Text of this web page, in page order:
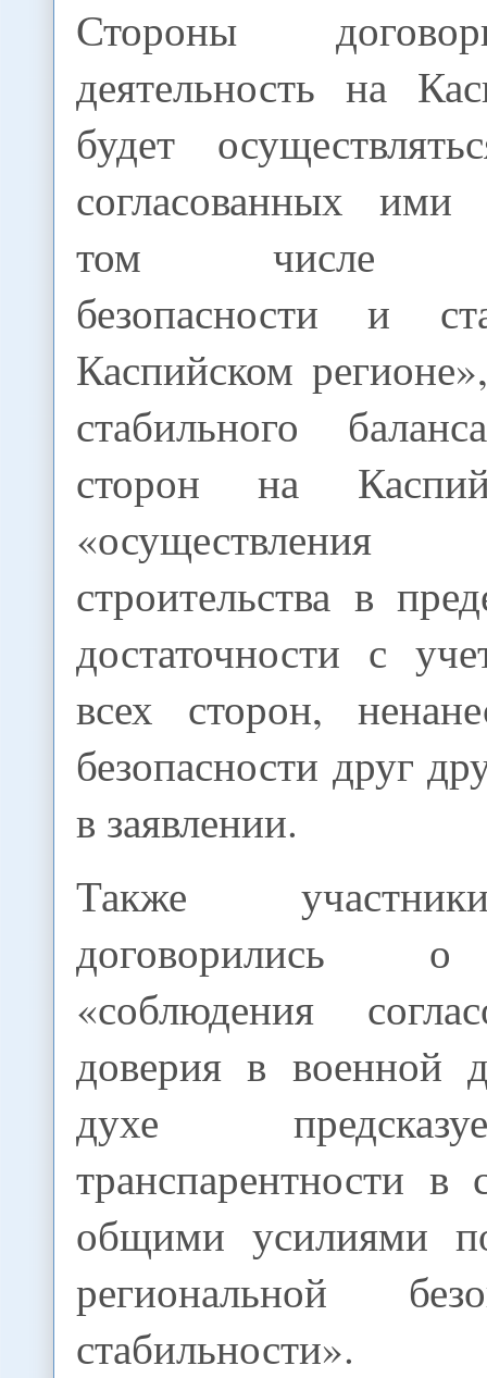
Стороны
деятельность на
будет
согласованных
том числе
безопасности и
Каспийском
стабильного
сторон на
строительства в
достаточности с
всех сторон,
безопасности друг
в заявлении.
Также
договорились
«соблюдения
доверия в военной
духе
транспарентности в
общими усилиями
региональной
стабильности».